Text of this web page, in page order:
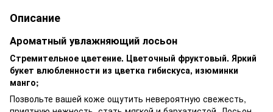
Описание
Ароматный увлажняющий лосьон
Стремительное цветение. Цветочный фруктовый. Яркий
букет влюбленности из цветка гибискуса, изюминки
манго;
Позвольте вашей коже ощутить невероятную свежесть,